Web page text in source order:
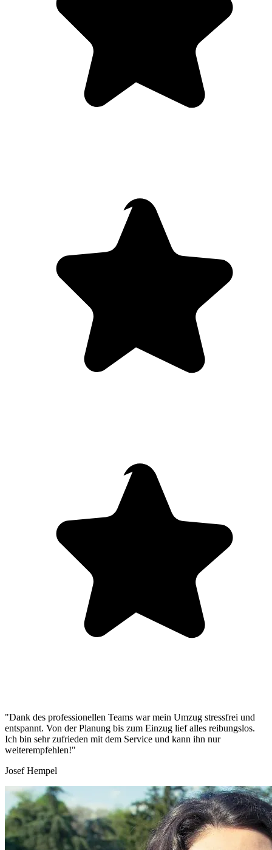
"Dank des professionellen Teams war mein Umzug stressfrei und
entspannt. Von der Planung bis zum Einzug lief alles reibungslos.
Ich bin sehr zufrieden mit dem Service und kann ihn nur
weiterempfehlen!"
Josef Hempel